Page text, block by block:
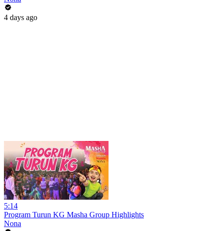
4 days ago
5:14
Program Turun KG Masha Group Highlights
Nona